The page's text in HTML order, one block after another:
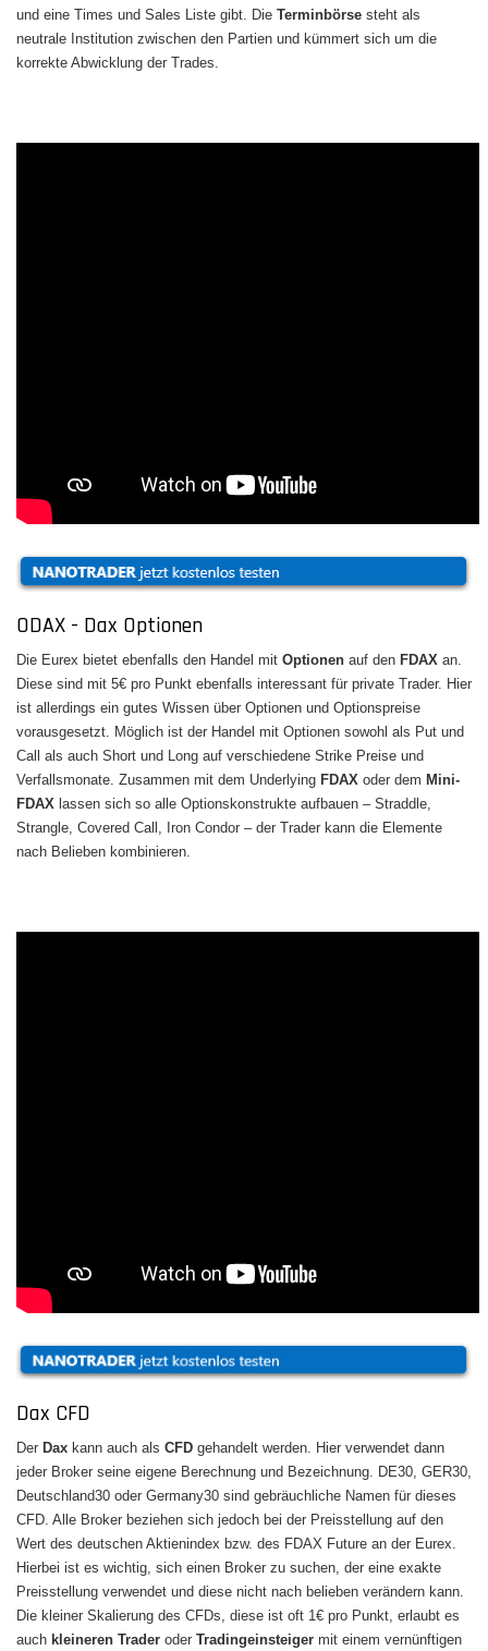
und eine Times und Sales Liste gibt. Die Terminbörse steht als
neutrale Institution zwischen den Partien und kümmert sich um die
korrekte Abwicklung der Trades.
ODAX - Dax Optionen
Die Eurex bietet ebenfalls den Handel mit Optionen auf den FDAX an.
Diese sind mit 5€ pro Punkt ebenfalls interessant für private Trader. Hier
ist allerdings ein gutes Wissen über Optionen und Optionspreise
vorausgesetzt. Möglich ist der Handel mit Optionen sowohl als Put und
Call als auch Short und Long auf verschiedene Strike Preise und
Verfallsmonate. Zusammen mit dem Underlying FDAX oder dem Mini-
FDAX lassen sich so alle Optionskonstrukte aufbauen – Straddle,
Strangle, Covered Call, Iron Condor – der Trader kann die Elemente
nach Belieben kombinieren.
Dax CFD
Der Dax kann auch als CFD gehandelt werden. Hier verwendet dann
jeder Broker seine eigene Berechnung und Bezeichnung. DE30, GER30,
Deutschland30 oder Germany30 sind gebräuchliche Namen für dieses
CFD. Alle Broker beziehen sich jedoch bei der Preisstellung auf den
Wert des deutschen Aktienindex bzw. des FDAX Future an der Eurex.
Hierbei ist es wichtig, sich einen Broker zu suchen, der eine exakte
Preisstellung verwendet und diese nicht nach belieben verändern kann.
Die kleiner Skalierung des CFDs, diese ist oft 1€ pro Punkt, erlaubt es
auch kleineren Trader oder Tradingeinsteiger mit einem vernünftigen